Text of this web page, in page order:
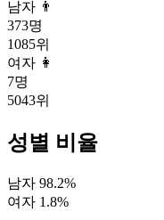
남자 👨
373명
1085위
여자 👩
7명
5043위
성별 비율
남자 98.2%
여자 1.8%